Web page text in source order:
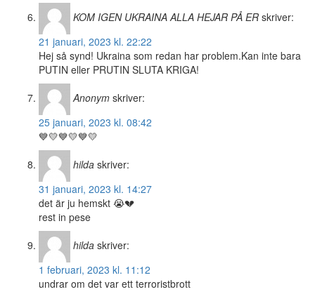
KOM IGEN UKRAINA ALLA HEJAR PÅ ER skriver:
21 januari, 2023 kl. 22:22
Hej så synd! Ukraina som redan har problem.Kan inte bara
PUTIN eller PRUTIN SLUTA KRIGA!
Anonym skriver:
25 januari, 2023 kl. 08:42
💙💛💙💛💙💛
hilda skriver:
31 januari, 2023 kl. 14:27
det är ju hemskt 😭💔
rest in pese
hilda skriver:
1 februari, 2023 kl. 11:12
undrar om det var ett terroristbrott